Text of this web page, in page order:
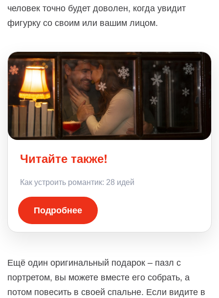
человек точно будет доволен, когда увидит
фигурку со своим или вашим лицом.
Читайте также!
Как устроить романтик: 28 идей
Подробнее
Ещё один оригинальный подарок – пазл с
портретом, вы можете вместе его собрать, а
потом повесить в своей спальне. Если видите в